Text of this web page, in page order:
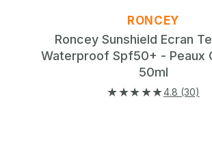
RONCEY
Roncey Sunshield Ecran
Waterproof Spf50+ - Peaux
50ml
★★★★★4.8 (30)